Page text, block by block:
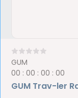
GUM
00 :00 :00 :00
GUM Trav-ler